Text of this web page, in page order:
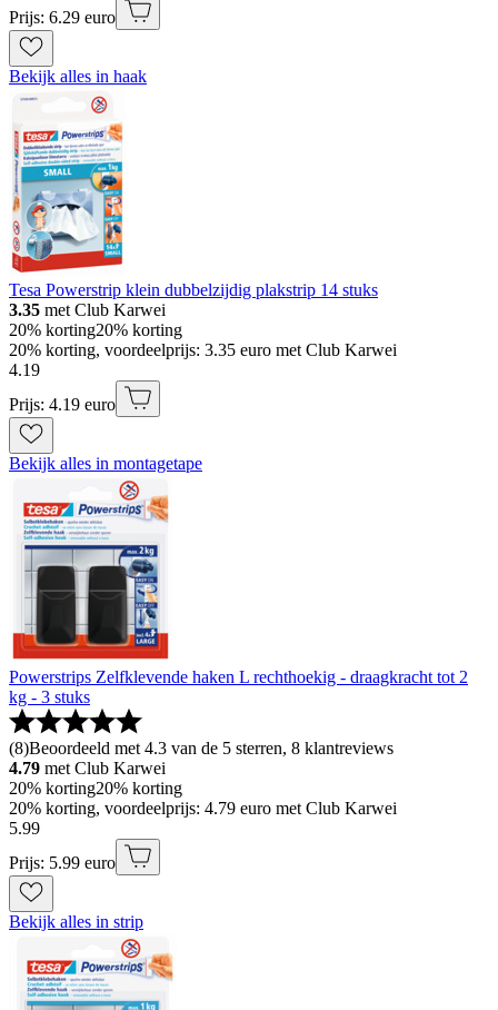
Prijs: 6.29 euro
Bekijk alles in haak
Tesa Powerstrip klein dubbelzijdig plakstrip 14 stuks
3.35 met Club Karwei
20% korting20% korting
20% korting, voordeelprijs: 3.35 euro met Club Karwei
4.19
Prijs: 4.19 euro
Bekijk alles in montagetape
Powerstrips Zelfklevende haken L rechthoekig - draagkracht tot 2
kg - 3 stuks
(8)Beoordeeld met 4.3 van de 5 sterren, 8 klantreviews
4.79 met Club Karwei
20% korting20% korting
20% korting, voordeelprijs: 4.79 euro met Club Karwei
5.99
Prijs: 5.99 euro
Bekijk alles in strip